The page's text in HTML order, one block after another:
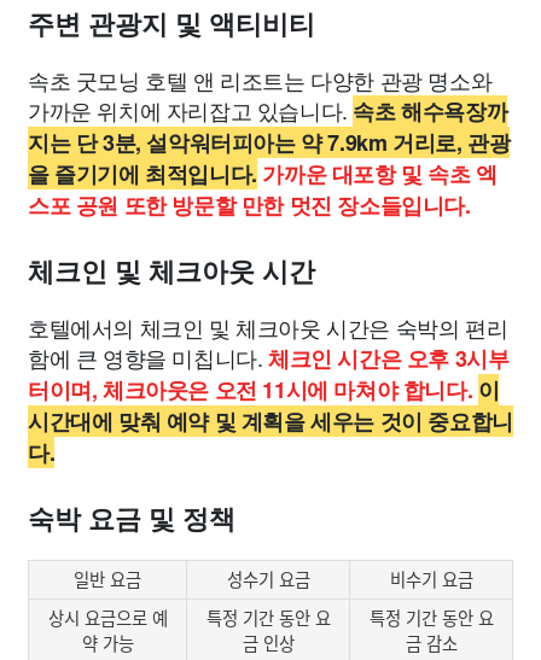
주변 관광지 및 액티비티
속초 굿모닝 호텔 앤 리조트는 다양한 관광 명소와
가까운 위치에 자리잡고 있습니다. 속초 해수욕장까
지는 단 3분, 설악워터피아는 약 7.9km 거리로, 관광
을 즐기기에 최적입니다. 가까운 대포항 및 속초 엑
스포 공원 또한 방문할 만한 멋진 장소들입니다.
체크인 및 체크아웃 시간
호텔에서의 체크인 및 체크아웃 시간은 숙박의 편리
함에 큰 영향을 미칩니다.체크인 시간은 오후 3시부
터이며, 체크아웃은 오전 11시에 마쳐야 합니다. 이
시간대에 맞춰 예약 및 계획을 세우는 것이 중요합니
다.
숙박 요금 및 정책
일반 요금 성수기 요금
비수기 요금
상시 요금으로 예
약 가능
특정 기간 동안 요
금 인상
특정 기간 동안 요
금 감소